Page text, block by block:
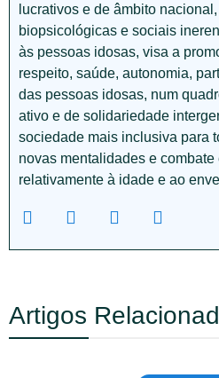
lucrativos e de âmbito
biopsicológicas e sociais
às pessoas idosas, visa a
respeito, saúde, autonomia,
das pessoas idosas, num
ativo e de solidariedade
sociedade mais inclusiva para
novas mentalidades e
relativamente à idade e ao
Artigos